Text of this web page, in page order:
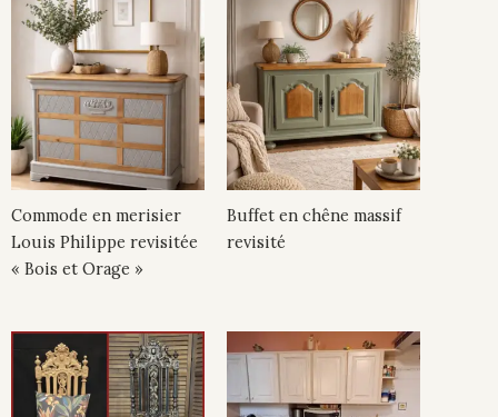
Commode en merisier
Louis Philippe revisitée
« Bois et Orage »
Buffet en chêne massif
revisité